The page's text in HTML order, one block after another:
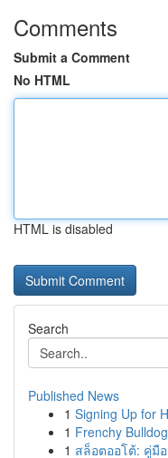
Comments
Submit a Comment
No HTML
HTML is disabled
Search
Published News
1 Signing Up for
1 Frenchy
1 สล็อตออโต้: คู่มื